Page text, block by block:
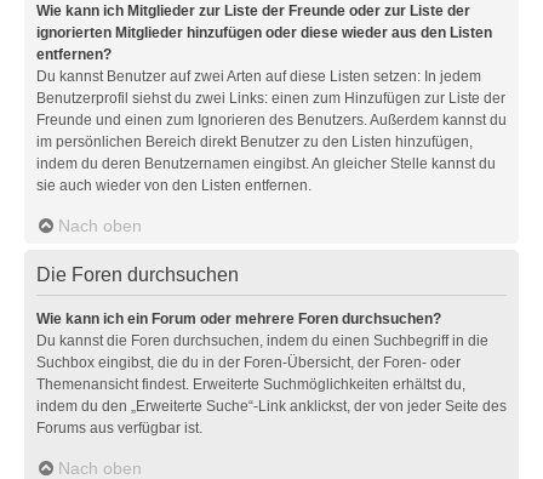
Wie kann ich Mitglieder zur Liste der Freunde oder zur Liste der
ignorierten Mitglieder hinzufügen oder diese wieder aus den Listen
entfernen?
Du kannst Benutzer auf zwei Arten auf diese Listen setzen: In jedem
Benutzerprofil siehst du zwei Links: einen zum Hinzufügen zur Liste der
Freunde und einen zum Ignorieren des Benutzers. Außerdem kannst du
im persönlichen Bereich direkt Benutzer zu den Listen hinzufügen,
indem du deren Benutzernamen eingibst. An gleicher Stelle kannst du
sie auch wieder von den Listen entfernen.
Nach oben
Die Foren durchsuchen
Wie kann ich ein Forum oder mehrere Foren durchsuchen?
Du kannst die Foren durchsuchen, indem du einen Suchbegriff in die
Suchbox eingibst, die du in der Foren-Übersicht, der Foren- oder
Themenansicht findest. Erweiterte Suchmöglichkeiten erhältst du,
indem du den „Erweiterte Suche“-Link anklickst, der von jeder Seite des
Forums aus verfügbar ist.
Nach oben